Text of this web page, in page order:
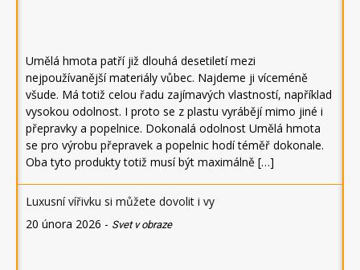
Umělá hmota patří již dlouhá desetiletí mezi
nejpoužívanější materiály vůbec. Najdeme ji víceméně
všude. Má totiž celou řadu zajímavých vlastností, například
vysokou odolnost. I proto se z plastu vyrábějí mimo jiné i
přepravky a popelnice. Dokonalá odolnost Umělá hmota
se pro výrobu přepravek a popelnic hodí téměř dokonale.
Oba tyto produkty totiž musí být maximálně […]
Luxusní vířivku si můžete dovolit i vy
20 února 2026 - Svet v obraze